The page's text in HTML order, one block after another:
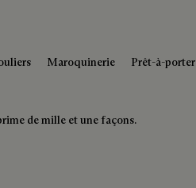
Maroquinerie Prêt-à-porter
de mille et une façons.